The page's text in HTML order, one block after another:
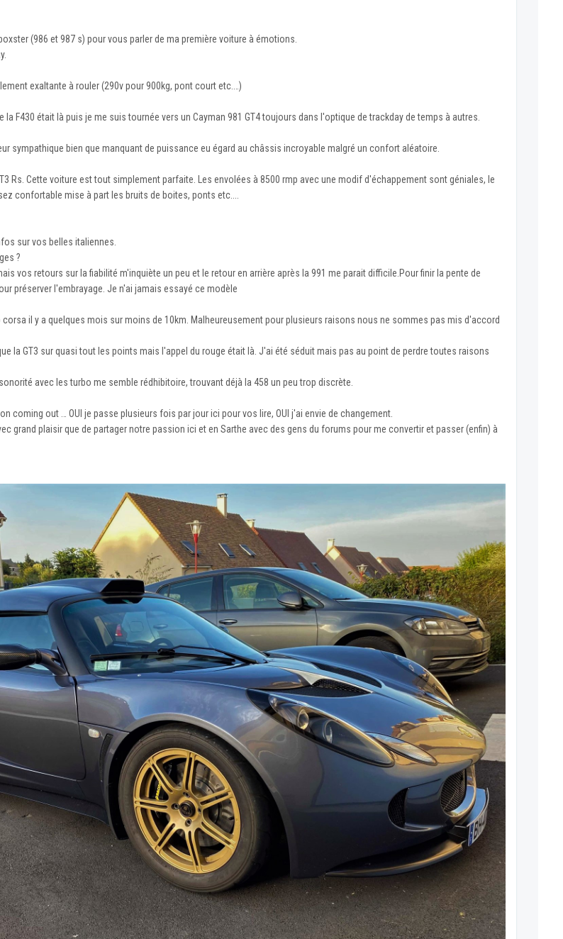
(986 et 987 s) pour vous parler de ma première voiture à émotions.
exaltante à rouler (290v pour 900kg, pont court etc.…)
F430 était là puis je me suis tournée vers un Cayman 981 GT4 toujours dans l'optique de trackday de temps à autres.
sympathique bien que manquant de puissance eu égard au châssis incroyable malgré un confort aléatoire.
Rs. Cette voiture est tout simplement parfaite. Les envolées à 8500 rmp avec une modif d'échappement sont géniales, le
confortable mise à part les bruits de boites, ponts etc....
sur vos belles italiennes.
?
vos retours sur la fiabilité m'inquiète un peu et le retour en arrière après la 991 me parait difficile.Pour finir la pente de
préserver l'embrayage. Je n'ai jamais essayé ce modèle
il y a quelques mois sur moins de 10km. Malheureusement pour plusieurs raisons nous ne sommes pas mis d'accord
la GT3 sur quasi tout les points mais l'appel du rouge était là. J'ai été séduit mais pas au point de perdre toutes raisons
avec les turbo me semble rédhibitoire, trouvant déjà la 458 un peu trop discrète.
coming out … OUI je passe plusieurs fois par jour ici pour vos lire, OUI j'ai envie de changement.
grand plaisir que de partager notre passion ici et en Sarthe avec des gens du forums pour me convertir et passer (enfin) à